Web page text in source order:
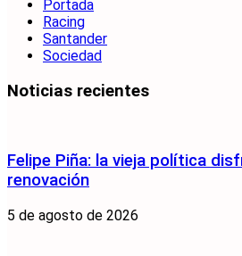
Portada
Racing
Santander
Sociedad
Noticias recientes
Felipe Piña: la vieja política
renovación
5 de agosto de 2026